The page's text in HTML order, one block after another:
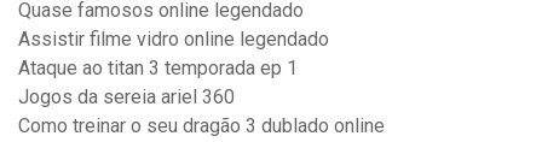
Quase famosos online legendado
Assistir filme vidro online legendado
Ataque ao titan 3 temporada ep 1
Jogos da sereia ariel 360
Como treinar o seu dragão 3 dublado online